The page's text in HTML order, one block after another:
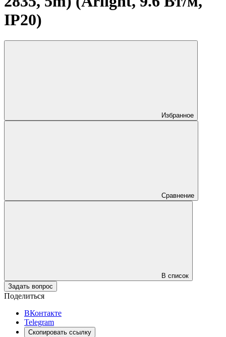
IP20)
Избранное
Сравнение
В список
Задать вопрос
Поделиться
ВКонтакте
Telegram
Скопировать ссылку